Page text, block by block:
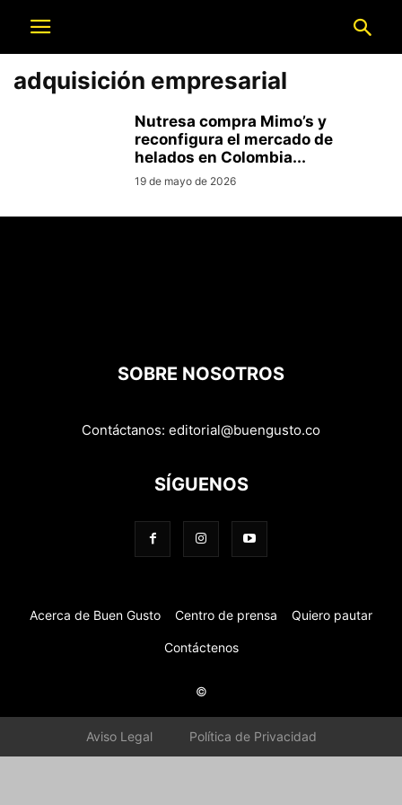
adquisición empresarial
Nutresa compra Mimo’s y
reconfigura el mercado de
helados en Colombia...
19 de mayo de 2026
SOBRE NOSOTROS
Contáctanos: editorial@buengusto.co
SÍGUENOS
Acerca de Buen Gusto Centro de prensa Quiero pautar
Contáctenos
©
Aviso Legal Política de Privacidad